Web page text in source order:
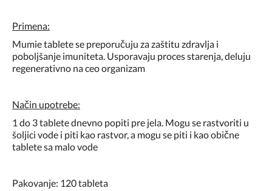
Primena:
Mumie tablete se preporučuju za zaštitu zdravlja i
poboljšanje imuniteta. Usporavaju proces starenja, deluju
regenerativno na ceo organizam
Način upotrebe:
1 do 3 tablete dnevno popiti pre jela. Mogu se rastvoriti u
šoljici vode i piti kao rastvor, a mogu se piti i kao obične
tablete sa malo vode
Pakovanje: 120 tableta